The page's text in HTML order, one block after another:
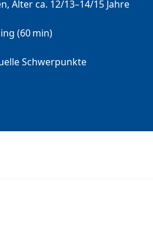
Alter ca. 12/13–14/15 Jahre
(60 min)
Schwerpunkte